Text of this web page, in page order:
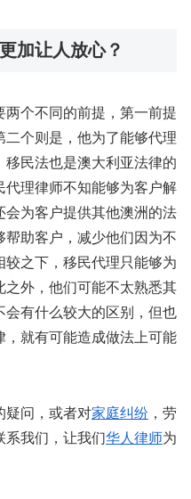
加让人放心？
两个不同的前提，第一前提
个则是，他为了能够代理
民法也是澳大利亚法律的
理律师不知能够为客户解
会为客户提供其他澳洲的法
助客户，减少他们因为不
之下，移民代理只能够为
外，他们可能不太熟悉其
有什么较大的区别，但也
就有可能造成做法上可能
疑问，或者对家庭纠纷 ，劳
系我们，让我们华人律师为